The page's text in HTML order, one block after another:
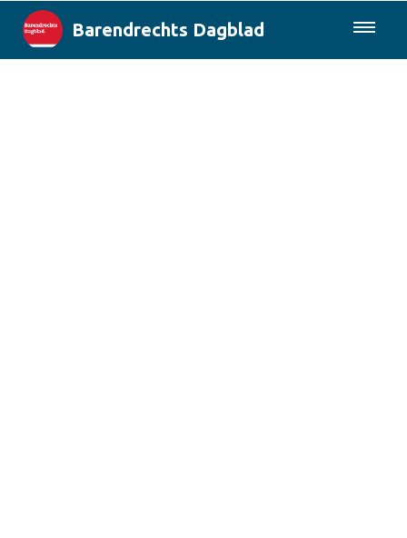
Barendrechts Dagblad